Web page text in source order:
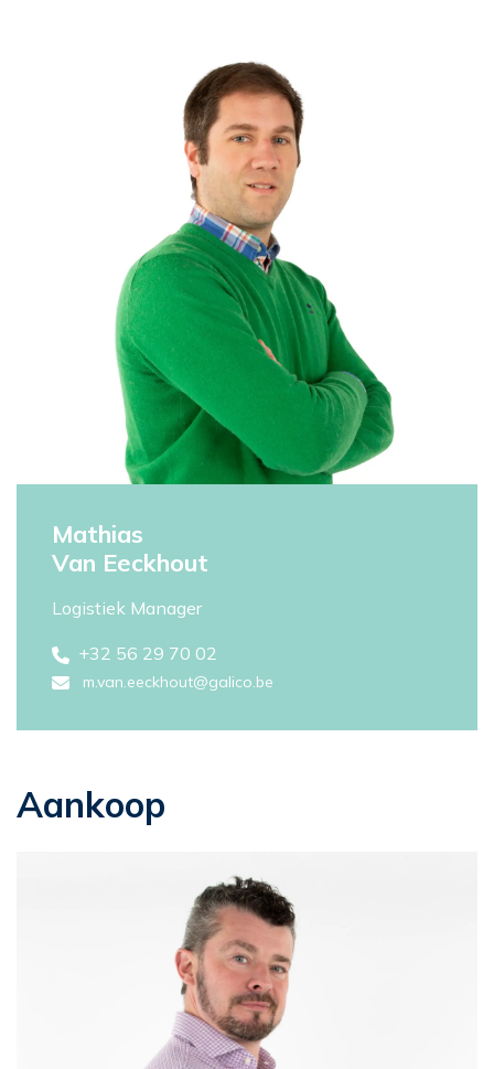
Mathias
Van Eeckhout
Logistiek Manager
+32 56 29 70 02
m.van.eeckhout@galico.be
Aankoop